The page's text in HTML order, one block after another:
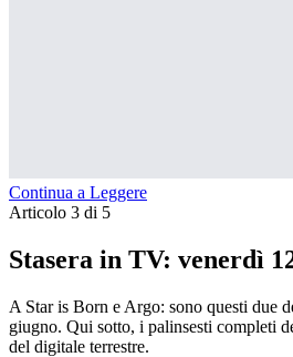
Continua a Leggere
Articolo 3 di 5
Stasera in TV: venerdì
A Star is Born e Argo: sono questi due
giugno. Qui sotto, i palinsesti completi
del digitale terrestre.